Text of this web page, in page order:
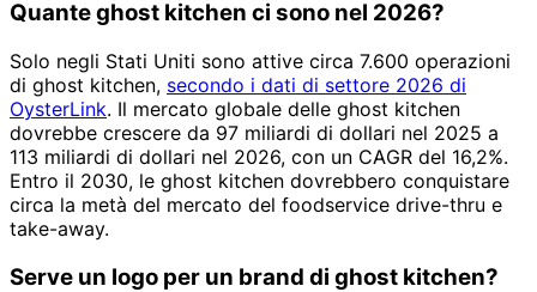
Quante ghost kitchen ci sono nel 2026?
Solo negli Stati Uniti sono attive circa 7.600 operazioni
di ghost kitchen, secondo i dati di settore 2026 di
OysterLink. Il mercato globale delle ghost kitchen
dovrebbe crescere da 97 miliardi di dollari nel 2025 a
113 miliardi di dollari nel 2026, con un CAGR del 16,2%.
Entro il 2030, le ghost kitchen dovrebbero conquistare
circa la metà del mercato del foodservice drive-thru e
take-away.
Serve un logo per un brand di ghost kitchen?